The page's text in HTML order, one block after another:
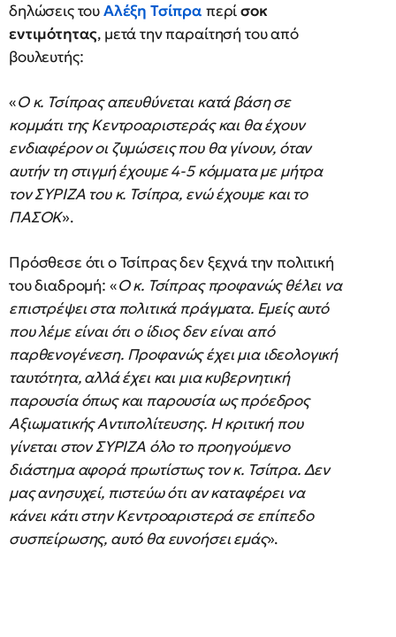
δηλώσεις τουΑλέξη Τσίπρα περίσοκ
εντιμότητας, μετά την παραίτησή του από
βουλευτής:
«Ο κ. Τσίπρας απευθύνεται κατά βάση σε
κομμάτι της Κεντροαριστεράς και θα έχουν
ενδιαφέρον οι ζυμώσεις που θα γίνουν, όταν
αυτήν τη στιγμή έχουμε 4-5 κόμματα με μήτρα
τον ΣΥΡΙΖΑ του κ. Τσίπρα, ενώ έχουμε και το
ΠΑΣΟΚ».
Πρόσθεσε ότι ο Τσίπρας δεν ξεχνά την πολιτική
του διαδρομή: «Ο κ. Τσίπρας προφανώς θέλει να
επιστρέψει στα πολιτικά πράγματα. Εμείς αυτό
που λέμε είναι ότι ο ίδιος δεν είναι από
παρθενογένεση. Προφανώς έχει μια ιδεολογική
ταυτότητα, αλλά έχει και μια κυβερνητική
παρουσία όπως και παρουσία ως πρόεδρος
Αξιωματικής Αντιπολίτευσης. Η κριτική που
γίνεται στον ΣΥΡΙΖΑ όλο το προηγούμενο
διάστημα αφορά πρωτίστως τον κ. Τσίπρα. Δεν
μας ανησυχεί, πιστεύω ότι αν καταφέρει να
κάνει κάτι στην Κεντροαριστερά σε επίπεδο
συσπείρωσης, αυτό θα ευνοήσει εμάς».